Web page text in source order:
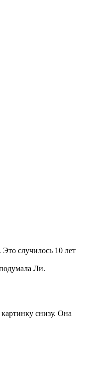
случилось 10 лет
Ли.
снизу. Она